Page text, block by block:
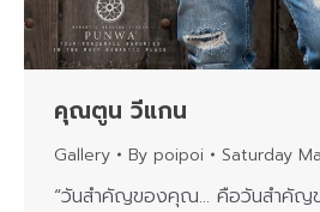
คุณตูน วีแกน
Gallery By poipoi Saturday
“วันสำคัญของคุณ… คือวันสำคัญข